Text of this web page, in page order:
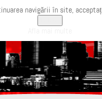
navigării în site,